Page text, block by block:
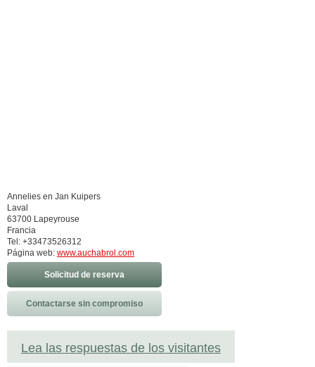
Annelies en Jan Kuipers
Laval
63700 Lapeyrouse
Francia
Tel: +33473526312
Página web: www.auchabrol.com
Solicitud de reserva
Contactarse sin compromiso
Lea las respuestas de los visitantes